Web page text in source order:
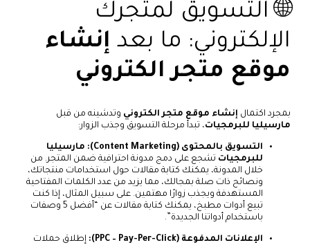
🌐 التسويق لمتجرك
الإلكتروني: ما بعد إنشاء
موقع متجر الكتروني
بمجرد اكتمال إنشاء موقع متجر الكتروني وتدشينه من قبل
مارسيليا للبرمجيات، تبدأ مرحلة التسويق وجذب الزوار:
التسويق بالمحتوى (Content Marketing):
مارسيليا
للبرمجيات تشجع على دمج مدونة احترافية ضمن المتجر. من
خلال المدونة، يمكنك كتابة مقالات حول استخدامات منتجاتك،
ونصائح ذات صلة بمجالك، مما يزيد من عدد الكلمات المفتاحية
المستهدفة ويجذب زوارًا مهتمين. على سبيل المثال، إذا كنت
تبيع أدوات مطبخ، يمكنك كتابة مقالات عن “أفضل 5 وصفات
باستخدام أدواتنا الجديدة”.
الإعلانات المدفوعة (PPC – Pay-Per-Click):
إطلاق حملات